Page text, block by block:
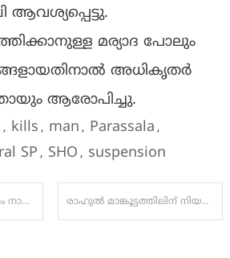
മര്യാദ പോലും
അധികൃതര്‍
ആരോപിച്ചു.
, kills , man , Parassala ,
SP , SHO , suspension
ഭരണപക്ഷം രാഹുൽ മാങ്കൂട്ടത്തിലിന് നിയമസഭയില്‍ പ്രത്യേക ബ്ലോക്ക്; പങ്കെടുക്കരുതെന്ന് വിഡി സതീശന്‍; കോണ്‍ഗ്രസില്‍ തിരക്കിട്ട ചര്‍ച്ച: